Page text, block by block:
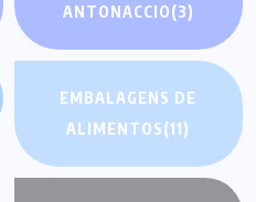
ANTONACCIO(3)
EMBALAGENS DE
ALIMENTOS(11)